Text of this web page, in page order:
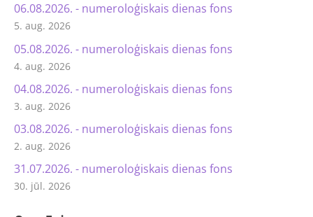
06.08.2026. - numeroloģiskais dienas fons
5. aug. 2026
05.08.2026. - numeroloģiskais dienas fons
4. aug. 2026
04.08.2026. - numeroloģiskais dienas fons
3. aug. 2026
03.08.2026. - numeroloģiskais dienas fons
2. aug. 2026
31.07.2026. - numeroloģiskais dienas fons
30. jūl. 2026